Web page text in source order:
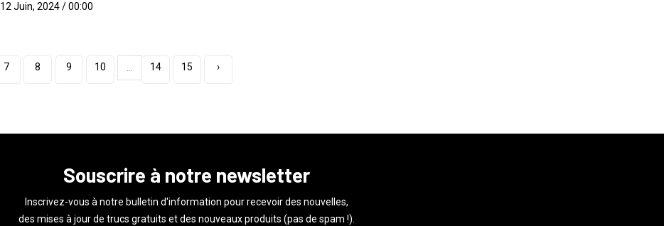
12 Juin, 2024 / 00:00
7 8 9 10 14 15 ›
Souscrire à notre newsletter
Inscrivez-vous à notre bulletin d'information pour recevoir des nouvelles,
des mises à jour de trucs gratuits et des nouveaux produits (pas de spam !).